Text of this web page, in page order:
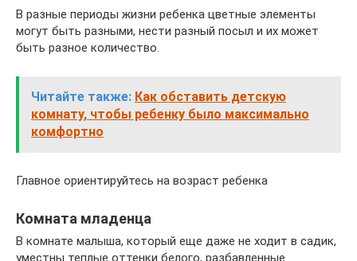
В разные периоды жизни ребенка цветные элементы
могут быть разными, нести разный посыл и их может
быть разное количество.
Читайте также: Как обставить детскую
комнату, чтобы ребенку было максимально
комфортно
Главное ориентируйтесь на возраст ребенка
Комната младенца
В комнате малыша, который еще даже не ходит в садик,
уместны теплые оттенки белого, разбавленные